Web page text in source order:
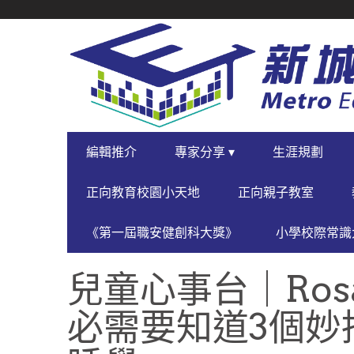
NAVIGATION
PRIMARY
NAVIGATION
編輯推介 專家分享 ▾ 生涯規劃
正向教育校園小天地 正向親子教室
《第一屆職安健創科大獎》 小學校際常
兒童心事台｜
必需要知道3個